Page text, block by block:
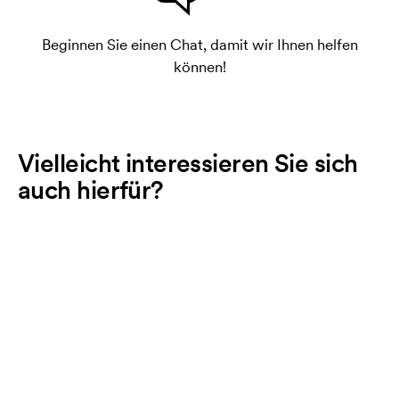
Beginnen Sie einen Chat, damit wir Ihnen helfen
können!
Vielleicht interessieren Sie sich
auch hierfür?